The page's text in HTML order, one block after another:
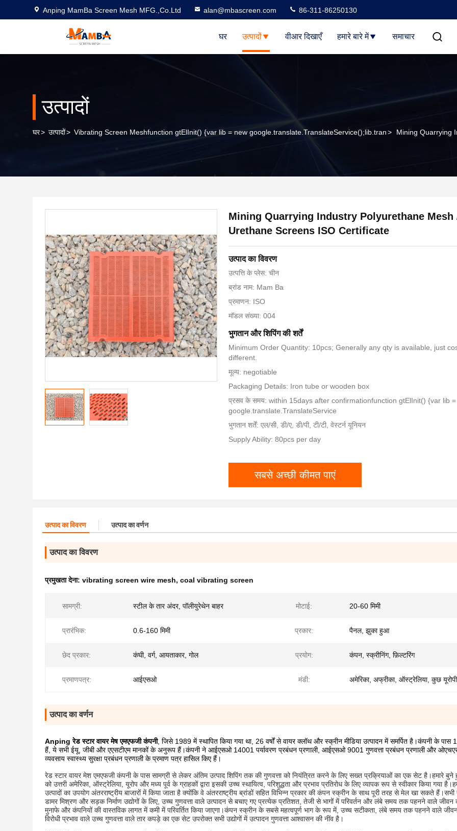
Anping MamBa Screen Mesh MFG.,Co.Ltd alan@mbascreen.com 86-311-86250130
घर उत्पादों वीआर दिखाएँ हमारे बारे में समाचार
उत्पादों
घर> उत्पादों> Vibrating Screen Meshfunction gtElInit() {var lib = new google.translate.TranslateService();lib.tran> Mining Quarrying
Mining Quarrying Industry Polyurethane Mesh
Urethane Screens ISO Certificate
उत्पाद का विवरण
उत्पत्ति के प्लेस: चीन
ब्रांड नाम: Mam Ba
प्रमाणन: ISO
मॉडल संख्या: 004
भुगतान और शिपिंग की शर्तें
Minimum Order Quantity: 10pcs; Generally any qty is available, just
different.
मूल्य: negotiable
Packaging Details: Iron tube or wooden box
प्रसव के समय: within 15days after confirmationfunction gtElInit() {var lib
google.translate.TranslateService
भुगतान शर्तें: एल/सी, डी/ए, डी/पी, टी/टी, वेस्टर्न यूनियन
Supply Ability: 80pcs per day
सबसे अच्छी कीमत पाएं
उत्पाद का विवरण उत्पाद का वर्णन
उत्पाद का विवरण
प्रमुखता देना: vibrating screen wire mesh, coal vibrating screen
सामग्री: स्टील के तार अंदर, पॉलीयुरेथेन बाहर मोटाई: 20-60 मिमी
प्रारंभिक: 0.6-160 मिमी प्रकार: पैनल, झुका हुआ
छेद प्रकार: कंघी, वर्ग, आयताकार, गोल प्रयोग: कंपन, स्क्रीनिंग, फ़िल्टरिंग
प्रमाणपत्र: आईएसओ मंडी: अमेरिका, अफ्रीका, ऑस्ट्रेलिया, कुछ
उत्पाद का वर्णन
Anping रेड स्टार वायर मेष एमएफजी कंपनी, जिसे 1989 में स्थापित किया गया था, 26 वर्षों से वायर क्लॉथ और स्क्रीन मीडिया उत्पादन में समर्पित है।कंपनी के पास
हैं, ये सभी ईयू, जीबी और एएसटीएम मानकों के अनुरूप हैं।कंपनी ने आईएसओ 14001 पर्यावरण प्रबंधन प्रणाली, आईएसओ 9001 गुणवत्ता प्रबंधन प्रणाली और
व्यवसाय स्वास्थ्य सुरक्षा प्रबंधन प्रणाली के प्रमाण पत्र हासिल किए हैं।
रेड स्टार वायर मेश एमएफजी कंपनी के पास सामग्री से लेकर अंतिम उत्पाद शिपिंग तक की गुणवत्ता को नियंत्रित करने के लिए सख्त प्रक्रियाओं का एक सेट है।हमारे
को उत्तरी अमेरिका, ऑस्ट्रेलिया, यूरोप और मध्य पूर्व के ग्राहकों द्वारा इसकी उच्च स्थायित्व, परिशुद्धता और प्रभाव प्रतिरोध के लिए व्यापक रूप से स्वीकार किया गया
उत्पादों का उपयोग अंतरराष्ट्रीय बाजारों में किया जाता है क्योंकि वे अंतरराष्ट्रीय ब्रांडों सहित विभिन्न प्रकार की कंपन स्क्रीन के साथ पूरी तरह से मेल खा सकते
डामर मिश्रण और सड़क निर्माण उद्योगों के लिए, उच्च गुणवत्ता वाले उत्पादन से बचाए गए प्रत्येक प्रतिशत, तेजी से भागों में परिवर्तन और लंबे समय तक पहनने वाले
मुनाफे और कंपनियों की वास्तविक लागत में कमी में परिवर्तित किया जाएगा।कंपन स्क्रीन के सबसे महत्वपूर्ण भाग के रूप में, उच्च सटीकता, लंबे समय तक पहनने वाले
विरोधी प्रभाव वाले उच्च गुणवत्ता वाले तार कपड़े का एक सेट उपरोक्त सभी उद्योगों में उत्पादन गुणवत्ता आश्वासन की नींव है।